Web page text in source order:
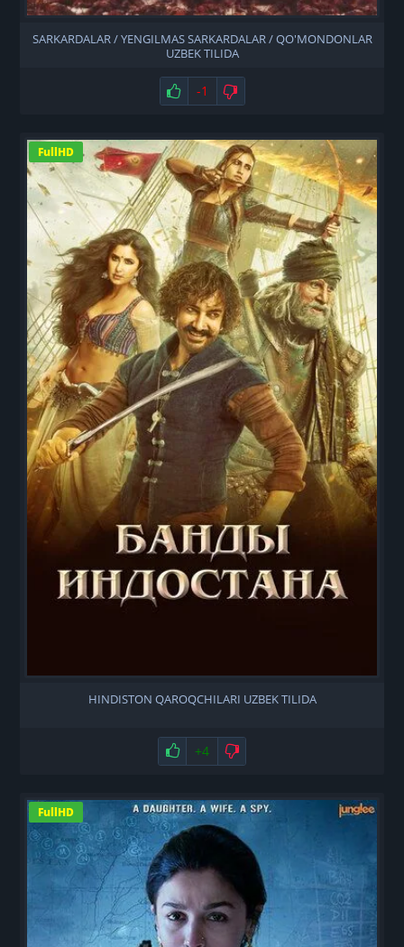
SARKARDALAR / YENGILMAS SARKARDALAR / QO'MONDONLAR
UZBEK TILIDA
Нравится
-1 Не нравится
FullHD
HINDISTON QAROQCHILARI UZBEK TILIDA
Нравится
+4 Не нравится
FullHD